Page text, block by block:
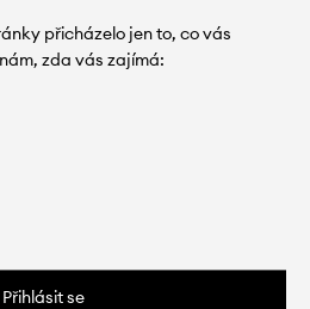
přicházelo jen to, co vás
zda vás zajímá:
Přihlásit se